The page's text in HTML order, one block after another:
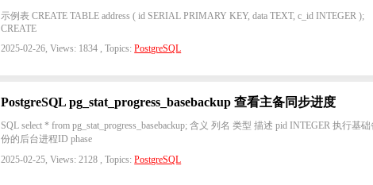
示例表 CREATE TABLE address ( id SERIAL PRIMARY KEY, data TEXT, c_id INTEGER );
CREATE
2025-02-26, Views: 1834 , Topics:PostgreSQL
PostgreSQL pg_stat_progress_basebackup 查看主备同步进度
SQL select * from pg_stat_progress_basebackup; 含义 列名 类型 描述 pid INTEGER 执行基础
份的后台进程ID phase
2025-02-25, Views: 2128 , Topics:PostgreSQL